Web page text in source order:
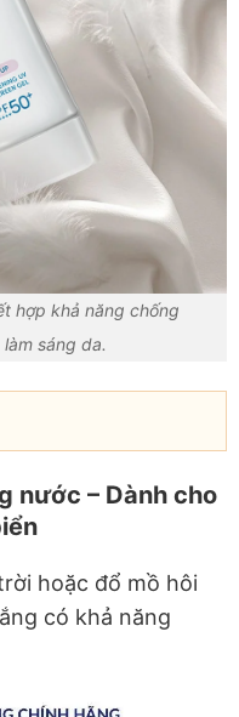
hợp khả năng chống
sáng da.
nước – Dành cho
hoặc đổ mồ hôi
có khả năng